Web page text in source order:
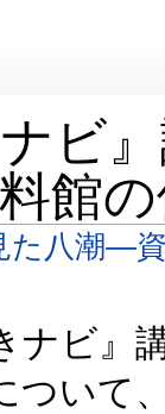
ナビ
館
た八潮―
ナビ』
ついて